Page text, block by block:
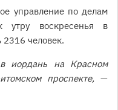
управление по делам
воскресенья в
2316 человек.
иордань на Красном
проспекте, —